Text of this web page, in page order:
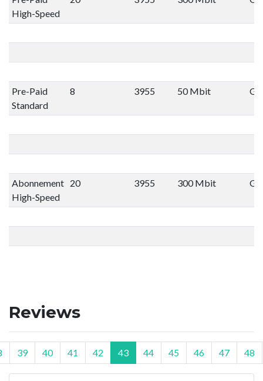
High-Speed
Pre-Paid
Standard
8 3955 50 Mbit
Abonnement
High-Speed
20 3955 300 Mbit
Reviews
39 40 41 42 43 44 45 46 47 48